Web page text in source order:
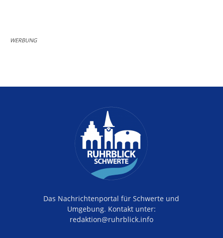
WERBUNG
Das Nachrichtenportal für Schwerte und
Umgebung. Kontakt unter:
redaktion@ruhrblick.info